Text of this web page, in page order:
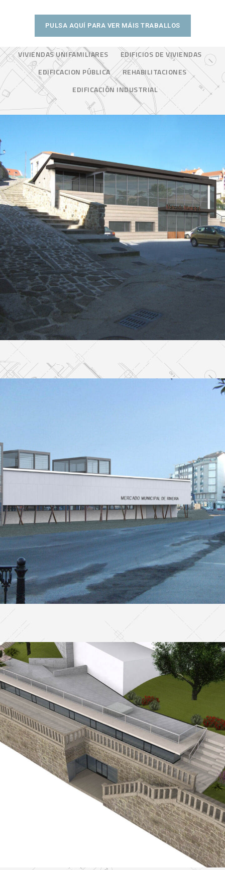
PULSA AQUÍ PARA VER MÁIS TRABALLOS
VIVIENDAS UNIFAMILIARES
EDIFICIOS DE VIVIENDAS
EDIFICACION PÚBLICA
REHABILITACIONES
EDIFICACIÓN INDUSTRIAL
Mercado
EDIFICACION PÚBLICA
Mercado Municipal de Riveira
EDIFICACION PÚBLICA
Edificio administrativo
EDIFICACION PÚBLICA